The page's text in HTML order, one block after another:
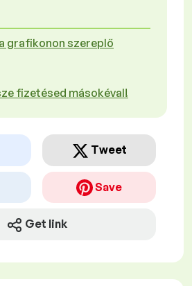
grafikonon szereplő
fizetésed másokéval!
Tweet
Save
Get link